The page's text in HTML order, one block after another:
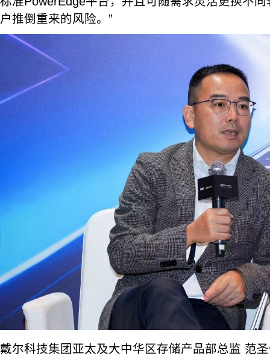
户推倒重来的风险。”
戴尔科技集团亚太及大中华区存储产品部总监 范